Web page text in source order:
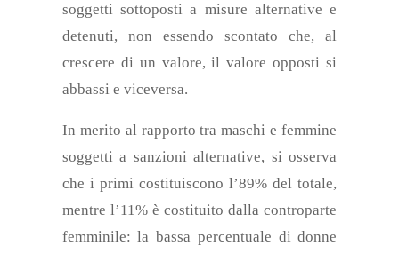
soggetti sottoposti a misure alternative e
detenuti, non essendo scontato che, al
crescere di un valore, il valore opposti si
abbassi e viceversa.
In merito al rapporto tra maschi e femmine
soggetti a sanzioni alternative, si osserva
che i primi costituiscono l’89% del totale,
mentre l’11% è costituito dalla controparte
femminile: la bassa percentuale di donne